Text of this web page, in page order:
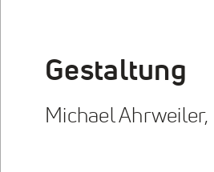
Gestaltung
Michael